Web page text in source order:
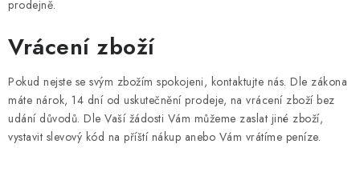
prodejně.
Vrácení zboží
Pokud nejste se svým zbožím spokojeni, kontaktujte nás. Dle zákona
máte nárok, 14 dní od uskutečnění prodeje, na vrácení zboží bez
udání důvodů. Dle Vaší žádosti Vám můžeme zaslat jiné zboží,
vystavit slevový kód na příští nákup anebo Vám vrátíme peníze.